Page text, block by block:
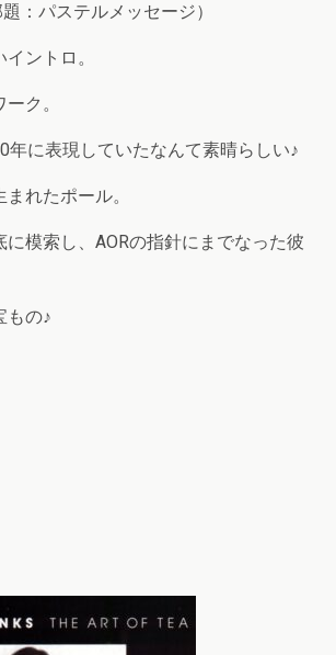
題：パステルメッセージ）
ントロ。
ク。
年に表現していたなんて素晴らしい♪
れたポール。
模索し、AORの指針にまでなった彼
もの♪